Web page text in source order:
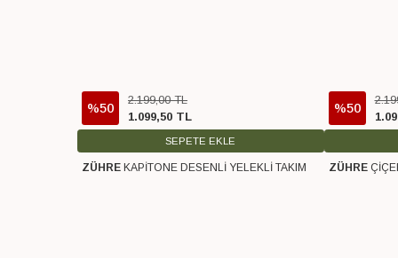
%50
2.199,00 TL
1.099,50 TL
SEPETE EKLE
%50
Ücretsiz Kargo
ZÜHRE KAPİTONE DESENLİ YELEKLİ TAKIM Ücretsiz
ZÜHRE